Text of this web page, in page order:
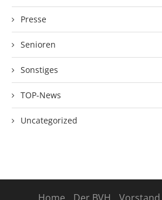
Presse
Senioren
Sonstiges
TOP-News
Uncategorized